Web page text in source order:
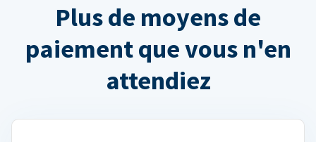
Plus de moyens de
paiement que vous n'en
attendiez